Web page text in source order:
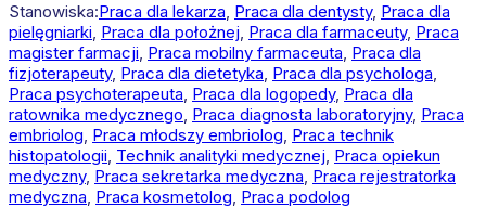
Stanowiska:Praca dla lekarza, Praca dla dentysty, Praca dla
pielęgniarki, Praca dla położnej, Praca dla farmaceuty, Praca
magister farmacji, Praca mobilny farmaceuta, Praca dla
fizjoterapeuty, Praca dla dietetyka, Praca dla psychologa,
Praca psychoterapeuta, Praca dla logopedy, Praca dla
ratownika medycznego, Praca diagnosta laboratoryjny, Praca
embriolog, Praca młodszy embriolog, Praca technik
histopatologii, Technik analityki medycznej, Praca opiekun
medyczny, Praca sekretarka medyczna, Praca rejestratorka
medyczna, Praca kosmetolog, Praca podolog